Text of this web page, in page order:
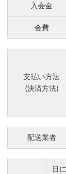
入会金
会費
支払い方法
(決済方法)
配送業者
日